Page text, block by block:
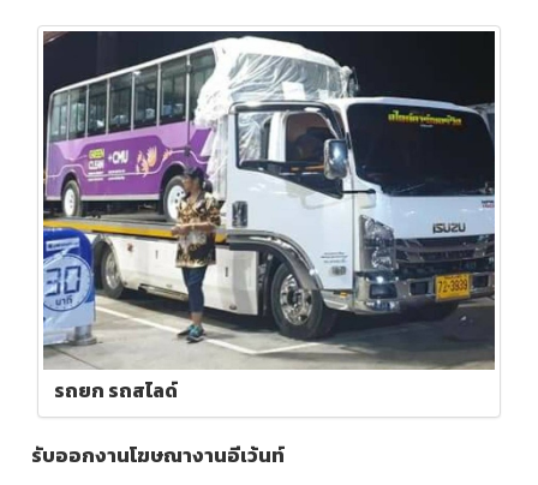
รถยก รถสไลด์
รับออกงานโฆษณางานอีเว้นท์